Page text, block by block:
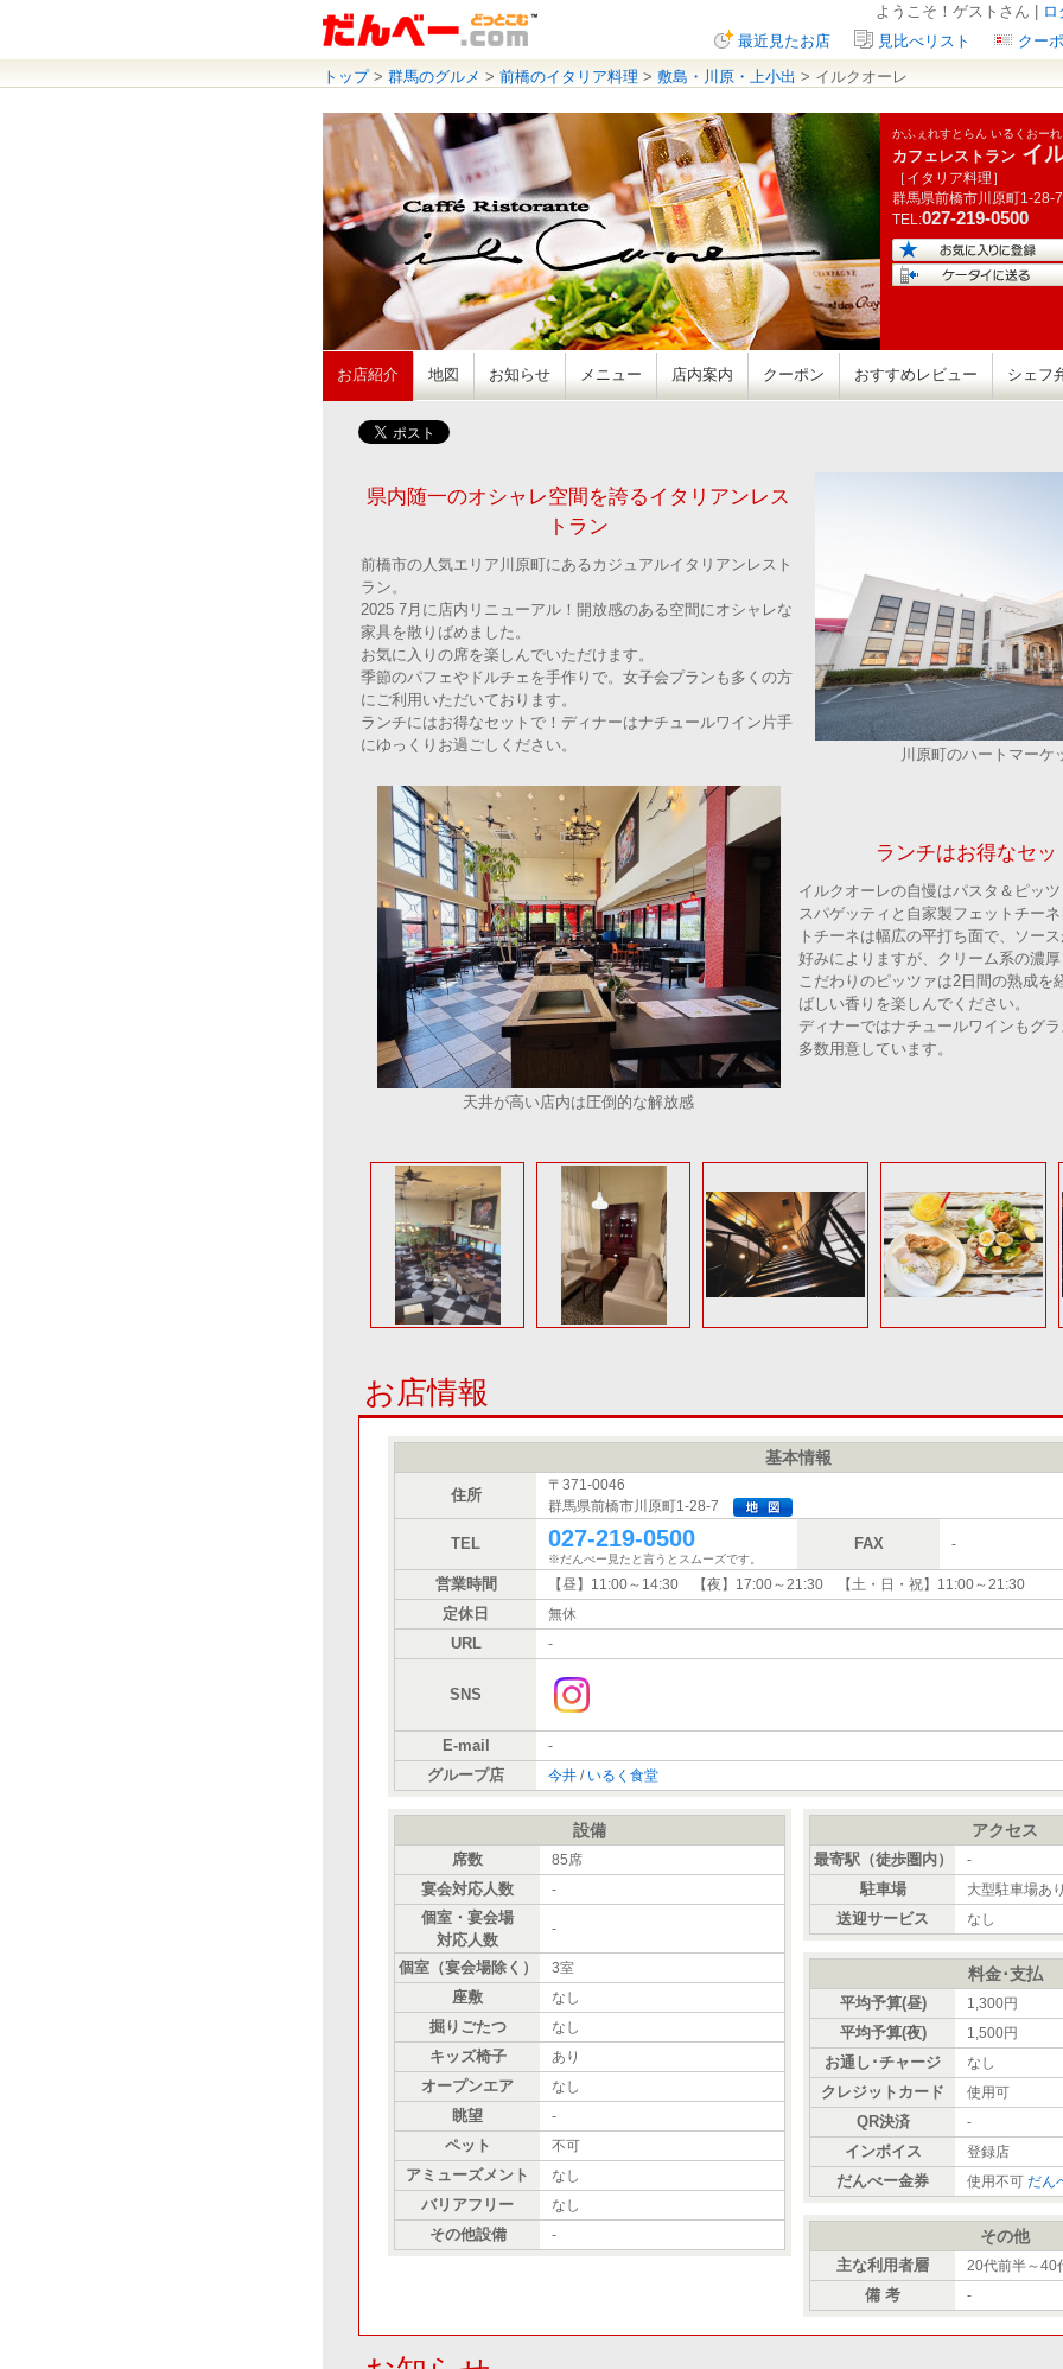
ロ
ようこそ！ゲストさん |
クー
見比べリスト
最近見たお店
トップ> 群馬のグルメ > 前橋のイタリア料理 > 敷島・川原・上小出 > イルクオーレ
かふぇれすとらん いるくおーれ
カフェレストラン イ
［イタリア料理］
群馬県前橋市川原町1-28-7
TEL:027-219-0500
お店紹介 地図 お知らせ メニュー 店内案内 クーポン おすすめレビュー シェフ
県内随一のオシャレ空間を誇るイタリアンレス
トラン
前橋市の人気エリア川原町にあるカジュアルイタリアンレスト
ラン。
2025 7月に店内リニューアル！開放感のある空間にオシャレな
家具を散りばめました。
お気に入りの席を楽しんでいただけます。
季節のパフェやドルチェを手作りで。女子会プランも多くの方
にご利用いただいております。
ランチにはお得なセットで！ディナーはナチュールワイン片手
にゆっくりお過ごしください。
川原町のハートマーケ
ランチはお得なセッ
イルクオーレの自慢はパスタ＆ピッ
スパゲッティと自家製フェットチー
トチーネは幅広の平打ち面で、ソー
好みによりますが、クリーム系の濃
こだわりのピッツァは2日間の熟成
ばしい香りを楽しんでください。
ディナーではナチュールワインもグ
多数用意しています。
天井が高い店内は圧倒的な解放感
お店情報
基本情報
住所
〒371-0046
群馬県前橋市川原町1-28-7
TEL 027-219-0500
※だんべー見たと言うとスムーズです。
FAX -
営業時間 【昼】11:00～14:30 【夜】17:00～21:30 【土・日・祝】11:00～21:30
定休日 無休
URL -
SNS
E-mail -
グループ店 今井 / いるく食堂
設備
席数 85席
宴会対応人数 -
個室・宴会場
対応人数
-
個室（宴会場除く） 3室
座敷 なし
掘りごたつ なし
キッズ椅子 あり
オープンエア なし
眺望 -
ペット 不可
アミューズメント なし
バリアフリー なし
その他設備 -
アクセス
最寄駅（徒歩圏内） -
駐車場 大型駐車場あ
送迎サービス なし
料金･支払
平均予算(昼) 1,300円
平均予算(夜) 1,500円
お通し･チャージ なし
クレジットカード 使用可
QR決済 -
インボイス 登録店
だんべー金券 使用不可 だん
その他
主な利用者層 20代前半～40
備 考 -